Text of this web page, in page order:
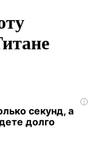
i
секунд, а
долго